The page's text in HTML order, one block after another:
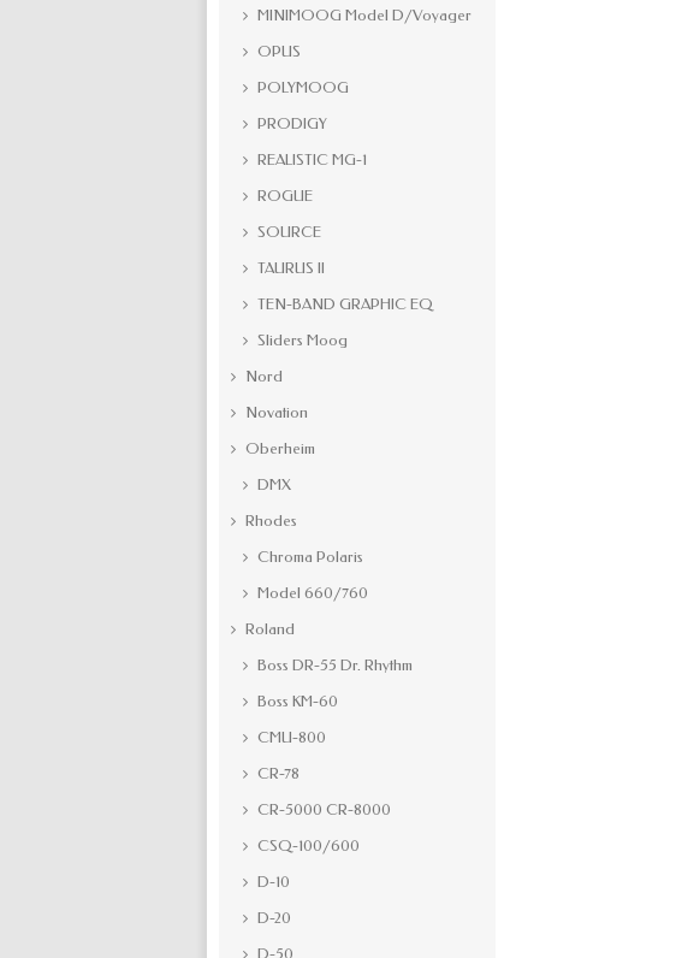
MINIMOOG Model D/Voyager
OPUS
POLYMOOG
PRODIGY
REALISTIC MG-1
ROGUE
SOURCE
TAURUS II
TEN-BAND GRAPHIC EQ
Sliders Moog
Nord
Novation
Oberheim
DMX
Rhodes
Chroma Polaris
Model 660/760
Roland
Boss DR-55 Dr. Rhythm
Boss KM-60
CMU-800
CR-78
CR-5000 CR-8000
CSQ-100/600
D-10
D-20
D-50